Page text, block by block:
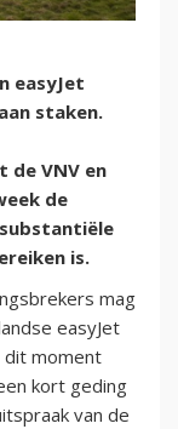
easyJet
staken.
VNV en
de
is.
mag
easyJet
dit moment
kort geding
van de